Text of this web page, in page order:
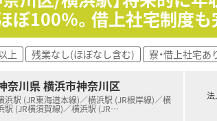
周辺は有名な温泉地。都会の喧騒を離れ
寮を完備しています。寮費は10,000円/
出身以外の方も多くが働いています。職
以上の方は嘱託（契約）社員としての採
院概要≫
床数
ぼ100％。借上社宅制度も
上 残業なし(ほぼなし含む) 寮・借上社宅あ
奈川県 横浜市神奈川区
浜駅 (JR東海道本線)／横浜駅 (JR根岸線)／横
駅 (JR横須賀線)／横浜駅 (JR…
法